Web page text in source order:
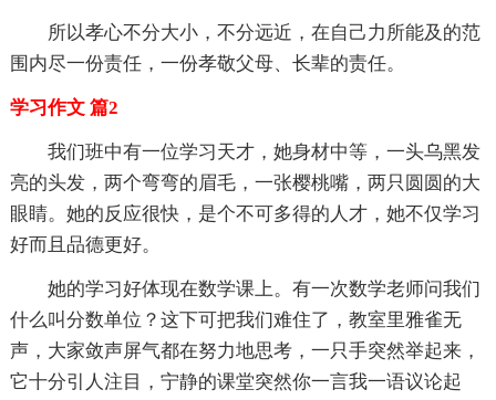
所以孝心不分大小，不分远近，在自己力所能及的范
围内尽一份责任，一份孝敬父母、长辈的责任。
学习作文 篇2
我们班中有一位学习天才，她身材中等，一头乌黑发
亮的头发，两个弯弯的眉毛，一张樱桃嘴，两只圆圆的大
眼睛。她的反应很快，是个不可多得的人才，她不仅学习
好而且品德更好。
她的学习好体现在数学课上。有一次数学老师问我们
什么叫分数单位？这下可把我们难住了，教室里雅雀无
声，大家敛声屏气都在努力地思考，一只手突然举起来，
它十分引人注目，宁静的课堂突然你一言我一语议论起